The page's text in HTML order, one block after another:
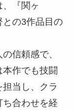
、『関ヶ
との3作品目の
信頼感で、
作でも技闘
当し、クラ
ち合わせを経